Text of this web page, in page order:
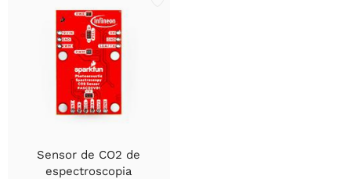
Sensor de CO2 de
espectroscopia